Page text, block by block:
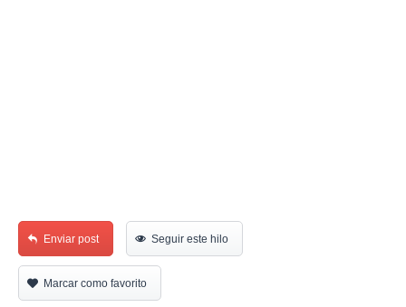
Enviar post Seguir este hilo
Marcar como favorito